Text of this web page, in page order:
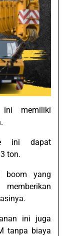
ini memiliki
ini dapat
ton.
boom yang
ini juga
tanpa biaya